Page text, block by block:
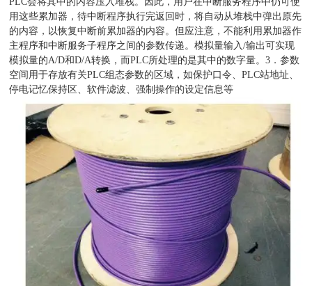
用这些累加器，待中断程序执行完返回时，将自动从堆栈中弹出原先
的内容，以恢复中断前累加器的内容。但应注意，不能利用累加器作
主程序和中断服务子程序之间的参数传递。模拟量输入/输出可实现
模拟量的A/D和D/A转换，而PLC所处理的是其中的数字量。3．参数
空间用于存放有关PLC组态参数的区域，如保护口令、PLC站地址、
停电记忆保持区、软件滤波、强制操作的设定信息等